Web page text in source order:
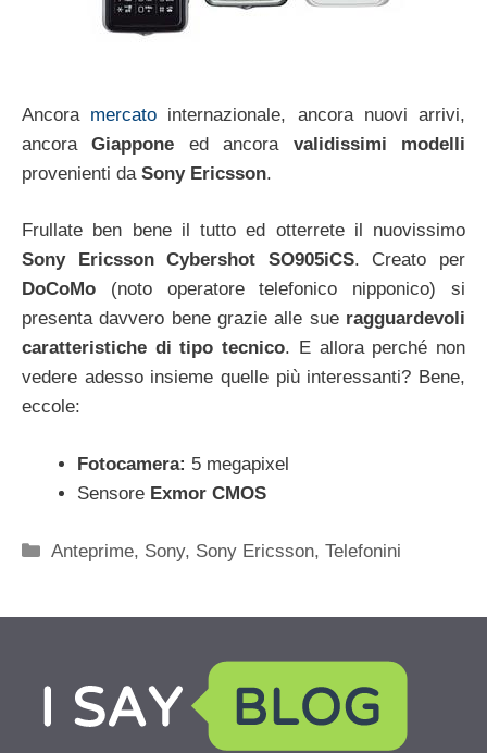
Ancora mercato internazionale, ancora nuovi arrivi,
ancoraGiappone ed ancora validissimi modelli
provenienti da Sony Ericsson.
Frullate ben bene il tutto ed otterrete il nuovissimo
Sony Ericsson Cybershot SO905iCS. Creato per
DoCoMo (noto operatore telefonico nipponico) si
presenta davvero bene grazie alle sue ragguardevoli
caratteristiche di tipo tecnico. E allora perché non
vedere adesso insieme quelle più interessanti? Bene,
eccole:
Fotocamera: 5 megapixel
Sensore Exmor CMOS
Categorie
Anteprime, Sony, Sony Ericsson,Telefonini